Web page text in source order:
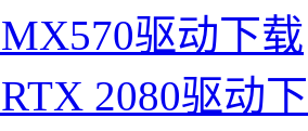
驱动下载
2080驱动